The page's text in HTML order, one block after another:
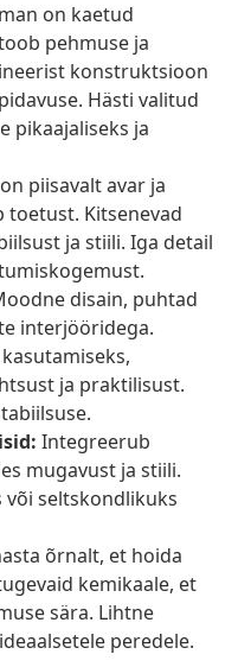
on kaetud
pehmuse ja
konstruktsioon
Hästi valitud
pikaajaliseks ja
piisavalt avar ja
toetust. Kitsenevad
ja stiili. Iga detail
disain, puhtad
interjööridega.
ja praktilisust.
Integreerub
mugavust ja stiili.
seltskondlikuks
õrnalt, et hoida
kemikaale, et
sära. Lihtne
peredele.